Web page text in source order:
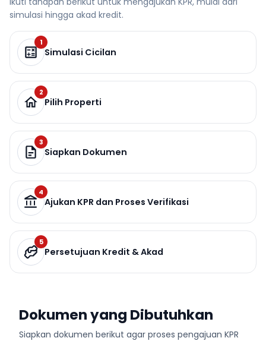
simulasi hingga akad kredit.
1
Simulasi Cicilan
2
Pilih Properti
3
Siapkan Dokumen
4
Ajukan KPR dan Proses Verifikasi
5
Persetujuan Kredit & Akad
Dokumen yang Dibutuhkan
Siapkan dokumen berikut agar proses pengajuan KPR